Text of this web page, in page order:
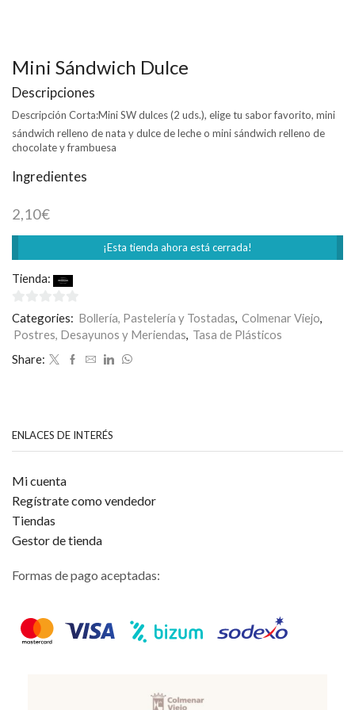
Mini Sándwich Dulce
Descripciones
Descripción Corta:Mini SW dulces (2 uds.), elige tu sabor favorito, mini
sándwich​ relleno de nata y dulce de leche o mini sándwich​ relleno de
chocolate y frambuesa
Ingredientes
2,10€
¡Esta tienda ahora está cerrada!
Tienda:
0
de
Categories: Bollería, Pastelería y Tostadas Colmenar Viejo
Postres, Desayunos y Meriendas Tasa de Plásticos
Share:
ENLACES DE INTERÉS
Mi cuenta
Regístrate como vendedor
Tiendas
Gestor de tienda
Formas de pago aceptadas: